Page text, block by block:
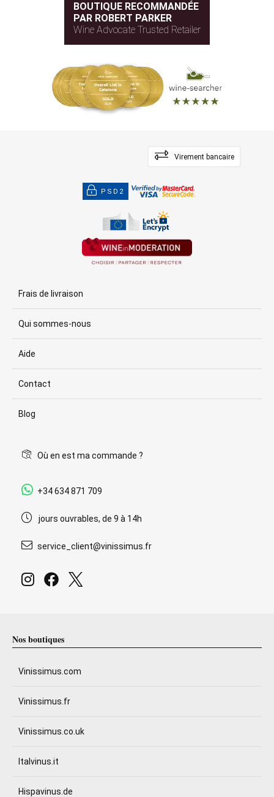
BOUTIQUE RECOMMANDÉE
PAR ROBERT PARKER
Wine Advocate Trusted Retailer
Virement bancaire
PSD2
Frais de livraison
Qui sommes-nous
Aide
Contact
Blog
Où en est ma commande ?
+34 634 871 709
jours ouvrables, de 9 à 14h
service_client@vinissimus.fr
Nos boutiques
Vinissimus.com
Vinissimus.fr
Vinissimus.co.uk
Italvinus.it
Hispavinus.de